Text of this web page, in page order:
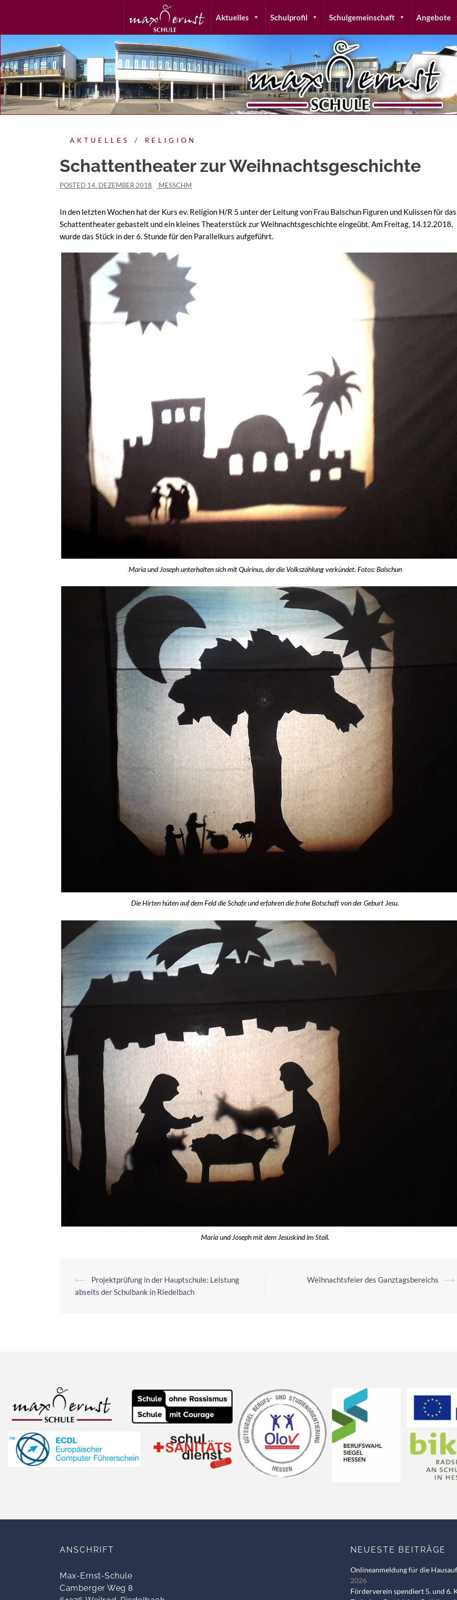
Aktuelles Schulprofil Schulgemeinschaft Angebote
AKTUELLES RELIGION
Schattentheater zur Weihnachtsgeschichte
POSTED 14. DEZEMBER 2018 MESSCHM
In den letzten Wochen hat der Kurs ev. Religion H/R 5 unter der Leitung von Frau Balschun Figuren und Kulissen für das
Schattentheater gebastelt und ein kleines Theaterstück zur Weihnachtsgeschichte eingeübt. Am Freitag, 14.12.2018,
wurde das Stück in der 6. Stunde für den Parallelkurs aufgeführt.
Maria und Joseph unterhalten sich mit Quirinus, der die Volkszählung verkündet. Fotos: Balschun
Die Hirten hüten auf dem Feld die Schafe und erfahren die frohe Botschaft von der Geburt Jesu.
Maria und Joseph mit dem Jesuskind im Stall.
⟵
Projektprüfung in der Hauptschule: Leistung
abseits der Schulbank in Riedelbach
Weihnachtsfeier des Ganztagsbereichs ⟶
ANSCHRIFT
Max-Ernst-Schule
Camberger Weg 8
NEUESTE BEITRÄGE
Onlineanmeldung für die
2026
Förderverein spendiert 5. und 6.